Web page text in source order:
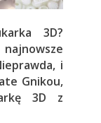
3D?
i
Gnikou,
3D z